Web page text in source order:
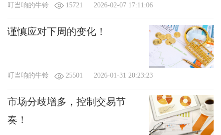
叮当响的牛铃 15721 2026-02-07 17:11:06
谨慎应对下周的变化！
叮当响的牛铃 25501 2026-01-31 20:23:23
市场分歧增多，控制交易节
奏！